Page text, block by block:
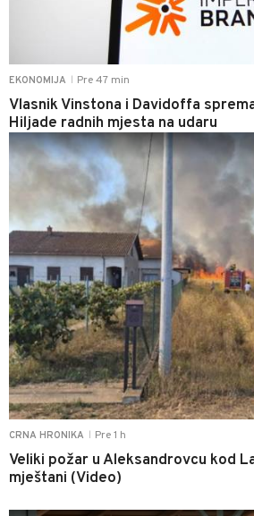
EKONOMIJA Pre 47 min
Vlasnik Vinstona i Davidoffa
Hiljade radnih mjesta na udaru
CRNA HRONIKA Pre 1 h
Veliki požar u Aleksandrovcu kod
mještani (Video)